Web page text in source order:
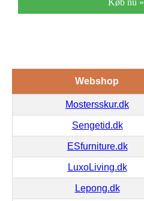
Webshop
Mostersskur.dk
Sengetid.dk
ESfurniture.dk
LuxoLiving.dk
Lepong.dk